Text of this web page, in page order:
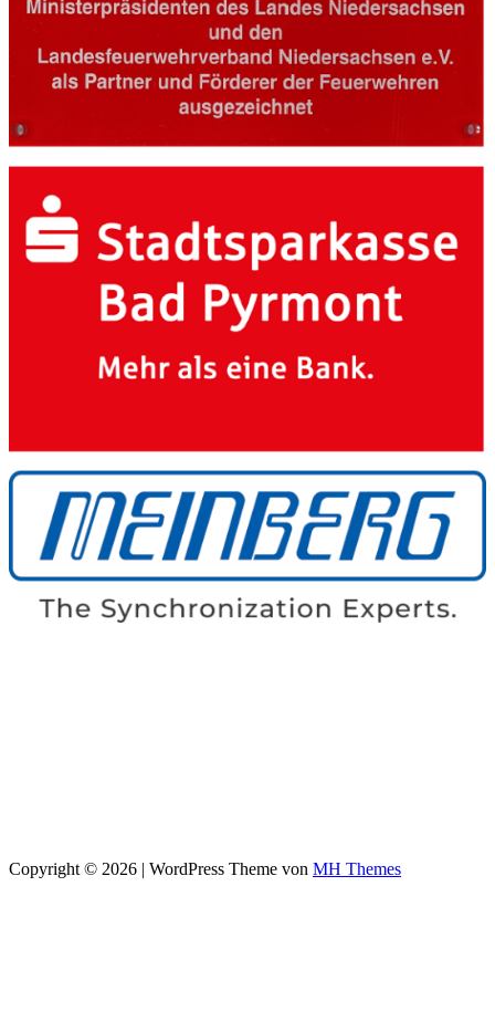
Copyright © 2026 | WordPress Theme von MH Themes